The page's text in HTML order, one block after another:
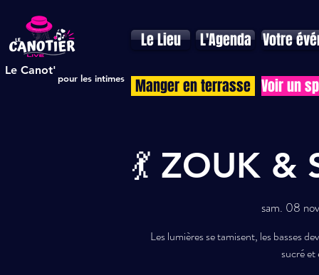
Le Canot'
pour les intimes
Le Lieu L'Agenda Votre
Manger en terrasse Voir un
💃 ZOUK &
sam. 08
Les lumières se tamisent, les basses
sucré et